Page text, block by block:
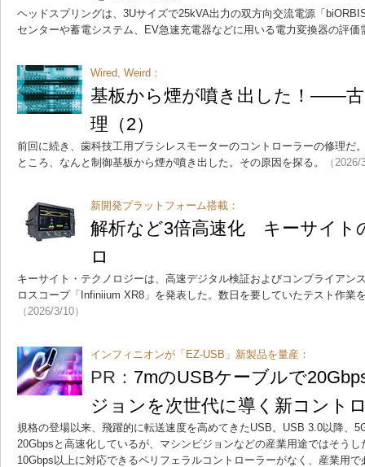
ヘッドスプリングは、3Uサイズで25kVA出力の双方向交流電源「
センターや蓄電システム、EV急速充電器などに用いる電力変換器の評価
Wired, Weird：
基板から煙が噴き出した！――古
理（2）
前回に続き、歯科技工用ブラシレスモーターのコントローラーの修理だ
ところ、なんと制御基板から煙が噴き出した。その原因を探る。
（
新開発プラットフォーム搭載：
解析など3倍高速化 キーサイト
ロ
キーサイト・テクノロジーは、高速デジタル検証およびコンプライアン
ロスコープ「Infiniium XR8」を発表した。数日を要していたテスト作業
（2026/3/10）
インフィニオンが「EZ-USB」新製品を量産：
PR： 7mのUSBケーブルで
ジョンを次世代に導く新コント
規格の登場以来、飛躍的に転送速度を高めてきたUSB。USB 3.0以降、
20Gbpsと高速化しているが、マシンビジョンなどの産業用途ではそう
10Gbps以上に対応できるペリフェラルコントローラーがなく、産業用